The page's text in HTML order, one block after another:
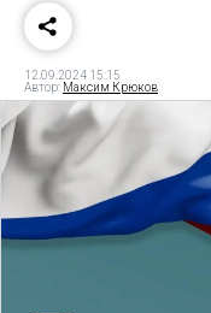
12.09.2024 15:15
Автор: Максим Крюков